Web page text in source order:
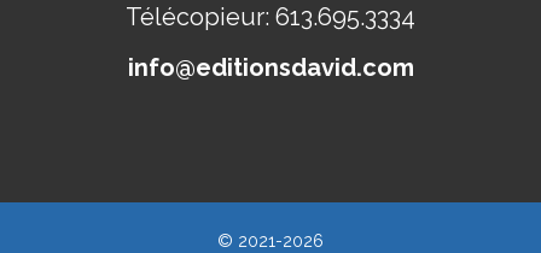
Télécopieur: 613.695.3334
info@editionsdavid.com
© 2021-2026